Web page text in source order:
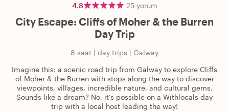
4.8 25 yorum
City Escape: Cliffs of Moher & the Burren
Day Trip
8 saat | day trips | Galway
Imagine this: a scenic road trip from Galway to explore Cliffs
of Moher & the Burren with stops along the way to discover
viewpoints, villages, incredible nature, and cultural gems.
Sounds like a dream? No, it’s possible on a Withlocals day
trip with a local host leading the way!